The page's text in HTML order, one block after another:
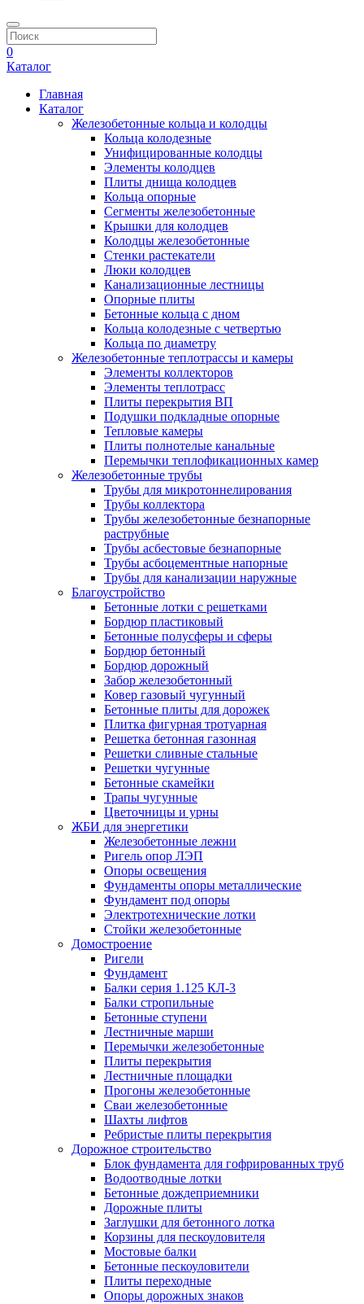
0
Каталог
Главная
Каталог
Железобетонные кольца и колодцы
Кольца колодезные
Унифицированные колодцы
Элементы колодцев
Плиты днища колодцев
Кольца опорные
Сегменты железобетонные
Крышки для колодцев
Колодцы железобетонные
Стенки растекатели
Люки колодцев
Канализационные лестницы
Опорные плиты
Бетонные кольца с дном
Кольца колодезные с четвертью
Кольца по диаметру
Железобетонные теплотрассы и камеры
Элементы коллекторов
Элементы теплотрасс
Плиты перекрытия ВП
Подушки подкладные опорные
Тепловые камеры
Плиты полнотелые канальные
Перемычки теплофикационных камер
Железобетонные трубы
Трубы для микротоннелирования
Трубы коллектора
Трубы железобетонные безнапорные
раструбные
Трубы асбестовые безнапорные
Трубы асбоцементные напорные
Трубы для канализации наружные
Благоустройство
Бетонные лотки с решетками
Бордюр пластиковый
Бетонные полусферы и сферы
Бордюр бетонный
Бордюр дорожный
Забор железобетонный
Ковер газовый чугунный
Бетонные плиты для дорожек
Плитка фигурная тротуарная
Решетка бетонная газонная
Решетки сливные стальные
Решетки чугунные
Бетонные скамейки
Трапы чугунные
Цветочницы и урны
ЖБИ для энергетики
Железобетонные лежни
Ригель опор ЛЭП
Опоры освещения
Фундаменты опоры металлические
Фундамент под опоры
Электротехнические лотки
Стойки железобетонные
Домостроение
Ригели
Фундамент
Балки серия 1.125 КЛ-3
Балки стропильные
Бетонные ступени
Лестничные марши
Перемычки железобетонные
Плиты перекрытия
Лестничные площадки
Прогоны железобетонные
Сваи железобетонные
Шахты лифтов
Ребристые плиты перекрытия
Дорожное строительство
Блок фундамента для гофрированных труб
Водоотводные лотки
Бетонные дождеприемники
Дорожные плиты
Заглушки для бетонного лотка
Корзины для пескоуловителя
Мостовые балки
Бетонные пескоуловители
Плиты переходные
Опоры дорожных знаков